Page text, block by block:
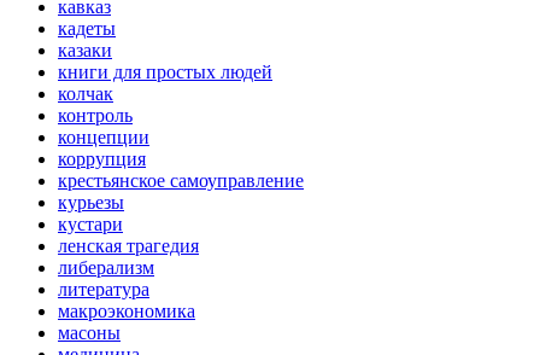
кавказ
кадеты
казаки
книги для простых людей
колчак
контроль
концепции
коррупция
крестьянское самоуправление
курьезы
кустари
ленская трагедия
либерализм
литература
макроэкономика
масоны